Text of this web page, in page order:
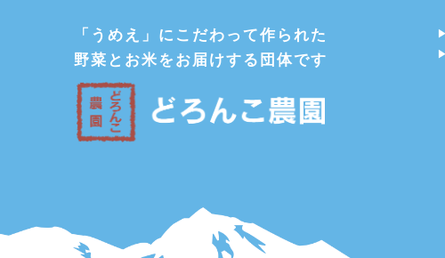
「うめえ」にこだわって作られた
野菜とお米をお届けする団体です